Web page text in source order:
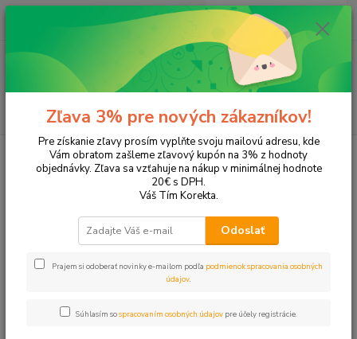
Hľadať
ks
za 0,00 EUR
Tonery a náplne do tlačiarní Brother HL-2030
Upresniť parametre
Najdrahšie
Zobrazujem 1-1 z 1
Zľava 3% pre nových zákazníkov!
Pre získanie zľavy prosím vyplňte svoju mailovú adresu, kde
Vám obratom zašleme zľavový kupón na 3% z hodnoty
objednávky. Zľava sa vzťahuje na nákup v minimálnej hodnote
20€ s DPH.
Váš Tím Korekta.
Odoslať
Prajem si odoberať novinky e-mailom podľa podmienok spracovania osobných
údajov.
Súhlasím sospracovaním osobných údajov pre účely registrácie.